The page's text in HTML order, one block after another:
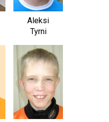
Aleksi
Tyrni